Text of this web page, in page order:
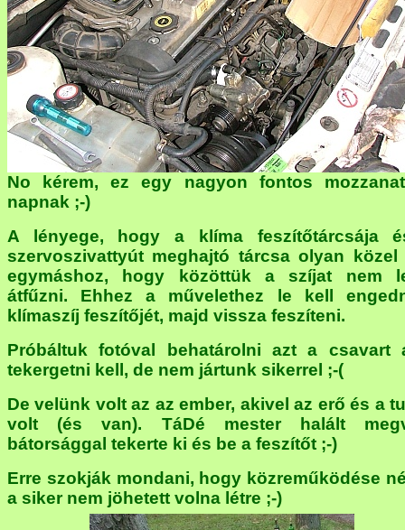
No kérem, ez egy nagyon fontos
napnak ;-)
A lényege, hogy a klíma feszítőtárcsája
szervoszivattyút meghajtó tárcsa olyan közel
egymáshoz, hogy közöttük a szíjat nem
átfűzni. Ehhez a művelethez le kell
klímaszíj feszítőjét, majd vissza feszíteni.
Próbáltuk fotóval behatárolni azt a csavart
tekergetni kell, de nem jártunk sikerrel ;-(
De velünk volt az az ember, akivel az erő és a
volt (és van). TáDé mester halált
bátorsággal tekerte ki és be a feszítőt ;-)
Erre szokják mondani, hogy közreműködése
a siker nem jöhetett volna létre ;-)